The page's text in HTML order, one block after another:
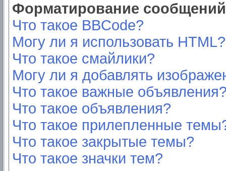
Форматирование
Что такое BBCode?
Могу ли я использовать HTML?
Что такое смайлики?
Могу ли я добавлять
Что такое важные
Что такое объявления?
Что такое прилепленные
Что такое закрытые темы?
Что такое значки тем?